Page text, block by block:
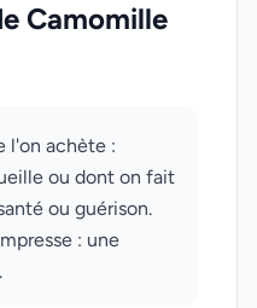
Camomille
l'on achète :
ou dont on fait
ou guérison.
: une